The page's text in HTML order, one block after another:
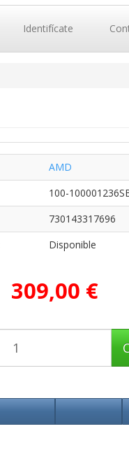
Identifícate
AMD
100-
730143317696
Disponible
309,00 €